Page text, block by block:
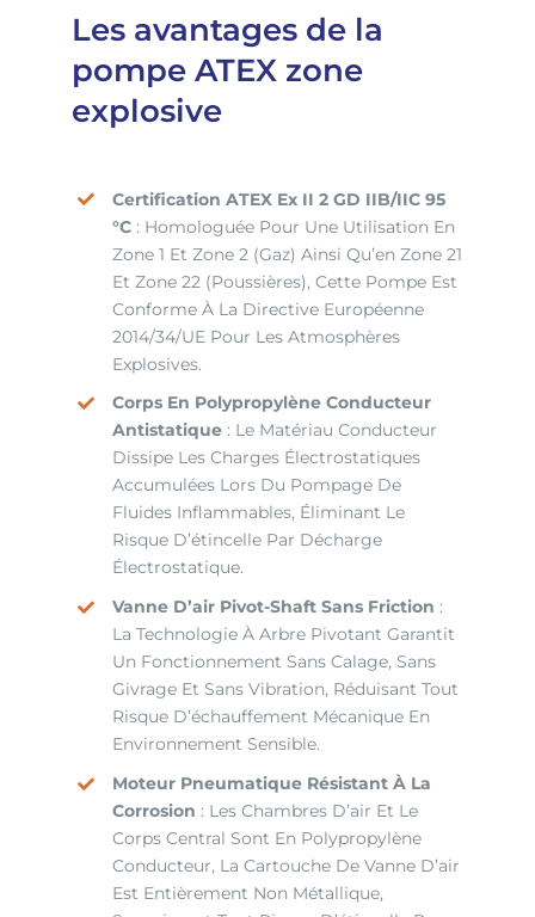
Les avantages de la
pompe ATEX zone
explosive
Certification ATEX Ex II 2 GD IIB/IIC 95
°C: Homologuée Pour Une Utilisation En
Zone 1 Et Zone 2 (gaz) Ainsi Qu’en Zone 21
Et Zone 22 (poussières), Cette Pompe Est
Conforme À La Directive Européenne
2014/34/UE Pour Les Atmosphères
Explosives.
Corps En Polypropylène Conducteur
Antistatique: Le Matériau Conducteur
Dissipe Les Charges Électrostatiques
Accumulées Lors Du Pompage De
Fluides Inflammables, Éliminant Le
Risque D’étincelle Par Décharge
Électrostatique.
Vanne D’air Pivot-Shaft Sans Friction :
La Technologie À Arbre Pivotant Garantit
Un Fonctionnement Sans Calage, Sans
Givrage Et Sans Vibration, Réduisant Tout
Risque D’échauffement Mécanique En
Environnement Sensible.
Moteur Pneumatique Résistant À La
Corrosion : Les Chambres D’air Et Le
Corps Central Sont En Polypropylène
Conducteur, La Cartouche De Vanne D’air
Est Entièrement Non Métallique,